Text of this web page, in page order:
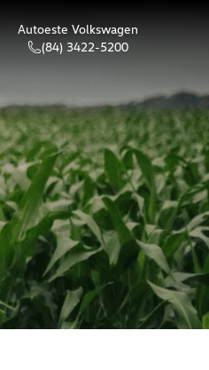
Autoeste Volkswagen
(84) 3422-5200